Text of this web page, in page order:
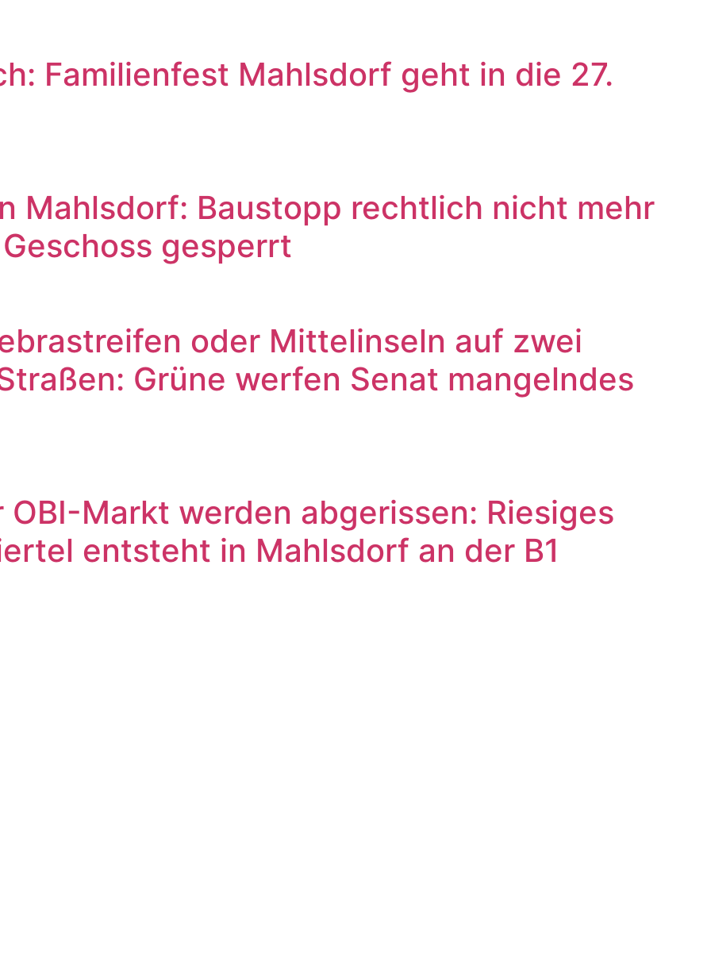
Familienfest Mahlsdorf geht in die 27.
Mahlsdorf: Baustopp rechtlich nicht mehr
gesperrt
oder Mittelinseln auf zwei
Grüne werfen Senat mangelndes
OBI-Markt werden abgerissen: Riesiges
entsteht in Mahlsdorf an der B1